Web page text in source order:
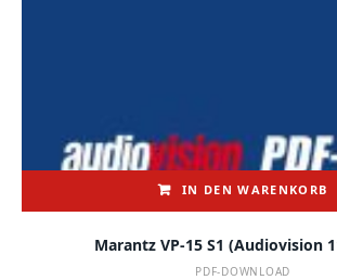
IN DEN WARENKORB
Marantz VP-15 S1 (audiovision
PDF-DOWNLOAD